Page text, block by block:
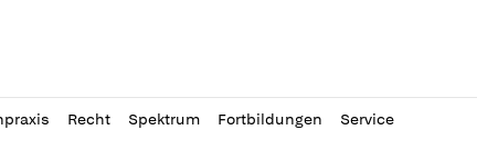
Recht Spektrum Fortbildungen Service